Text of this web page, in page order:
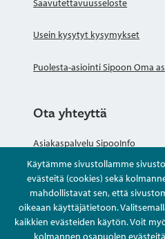
Käytämme sivustollamme
evästeitä (cookies) sekä
mahdollistavat sen, että
oikeaan käyttäjätietoon.
kaikkien evästeiden käytön. Voit
kolmannen osapuolen
Saavutettavuusseloste
Usein kysytyt kysymykset
Puolesta-asiointi Sipoon Oma
Ota yhteyttä
Asiakaspalvelu SipooInfo
Anna palautetta nimettömästi
Kysy tai asioi